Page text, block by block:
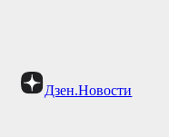
Дзен.Новости